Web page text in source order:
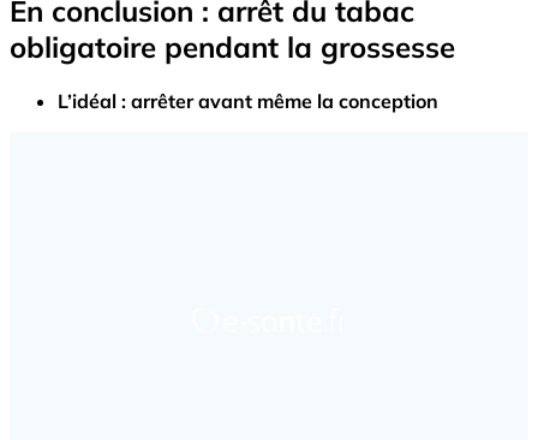
En conclusion : arrêt du tabac
obligatoire pendant la grossesse
L’idéal : arrêter avant même la conception